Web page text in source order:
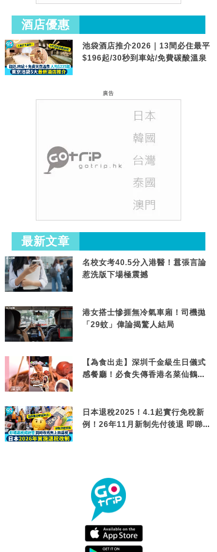
酒店優惠
池袋酒店推介2026｜13間必住最平
$196起/30秒到車站/免費碳酸溫泉
廣告
最新文章
名校女考40.5分入港醫！囂張言論
惹洗版下場極震撼
港女搭士慘捱無冷氣車廂！司機拋
「29蚊」偉論揭驚人結局
【為食出走】深圳千金級生日儀式
感餐廳！必食失傳香港名菜仙鶴神
日本退稅2025！4.1起實行免稅新
例！26年11月新制先付後退 即睇步